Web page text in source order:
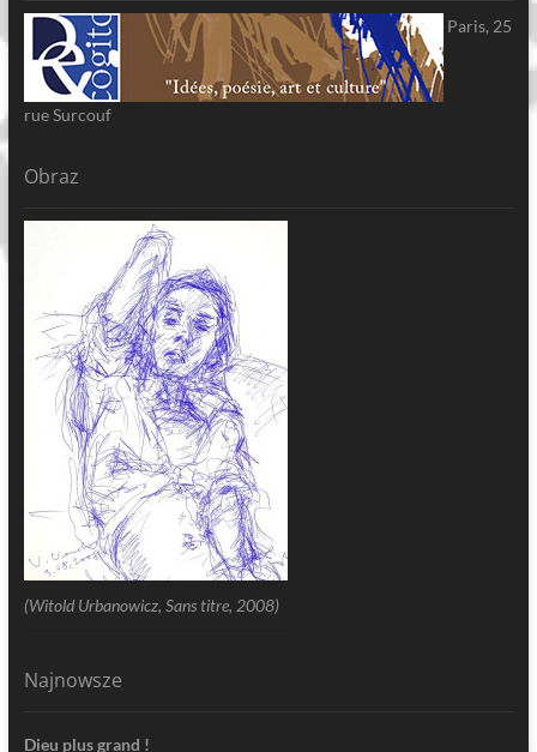
Paris, 25
rue Surcouf
Obraz
(Witold Urbanowicz, Sans titre, 2008)
Najnowsze
Dieu plus grand !